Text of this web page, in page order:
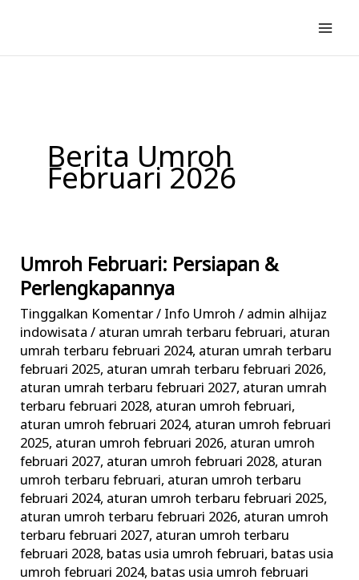
konten
Berita Umroh
Februari 2026
Umroh Februari: Persiapan &
Perlengkapannya
Tinggalkan Komentar/ Info Umroh / admin alhijaz
indowisata/ aturan umrah terbaru februari, aturan
umrah terbaru februari 2024, aturan umrah terbaru
februari 2025, aturan umrah terbaru februari 2026,
aturan umrah terbaru februari 2027, aturan umrah
terbaru februari 2028, aturan umroh februari,
aturan umroh februari 2024, aturan umroh februari
2025, aturan umroh februari 2026, aturan umroh
februari 2027, aturan umroh februari 2028, aturan
umroh terbaru februari, aturan umroh terbaru
februari 2024, aturan umroh terbaru februari 2025,
aturan umroh terbaru februari 2026, aturan umroh
terbaru februari 2027, aturan umroh terbaru
februari 2028, batas usia umroh februari, batas usia
umroh februari 2024, batas usia umroh februari
Umroh
Februari:
Persiapan
&
Perlengkapannya